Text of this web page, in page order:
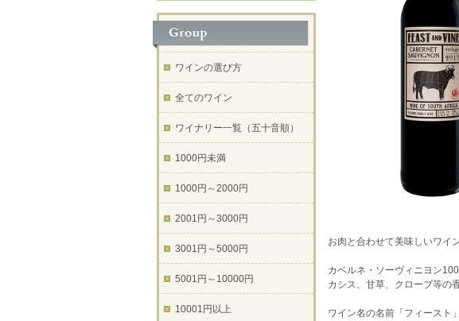
お肉と合わせて美味しいワイ
カベルネ・ソーヴィニヨン
カシス、甘草、クローブ等の
ワイン名の名前「フィースト
ワインの選び方
全てのワイン
ワイナリー一覧（五十音順）
1000円未満
1000円～2000円
2001円～3000円
3001円～5000円
5001円～10000円
10001円以上